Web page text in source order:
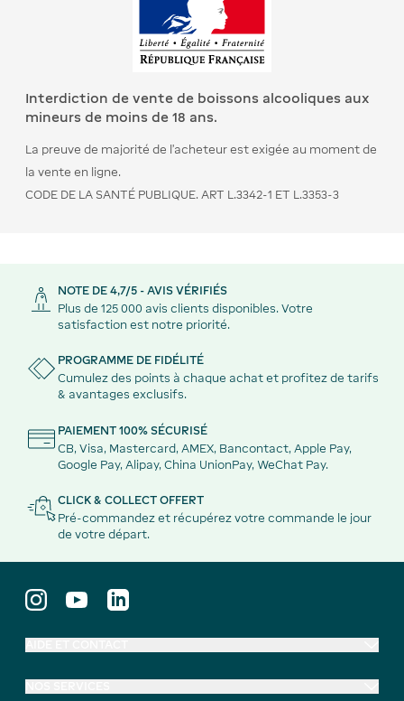
Interdiction de vente de boissons alcooliques aux
mineurs de moins de 18 ans.
La preuve de majorité de l’acheteur est exigée au moment de
la vente en ligne.
CODE DE LA SANTÉ PUBLIQUE. ART L.3342-1 ET L.3353-3
NOTE DE 4,7/5 - AVIS VÉRIFIÉS
Plus de 125 000 avis clients disponibles. Votre
satisfaction est notre priorité.
PROGRAMME DE FIDÉLITÉ
Cumulez des points à chaque achat et profitez de tarifs
& avantages exclusifs.
PAIEMENT 100% SÉCURISÉ
CB, Visa, Mastercard, AMEX, Bancontact, Apple Pay,
Google Pay, Alipay, China UnionPay, WeChat Pay.
CLICK & COLLECT OFFERT
Pré-commandez et récupérez votre commande le jour
de votre départ.